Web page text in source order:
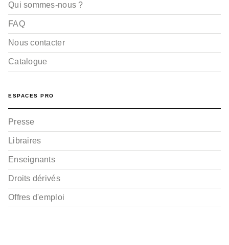
Qui sommes-nous ?
FAQ
Nous contacter
Catalogue
ESPACES PRO
Presse
Libraires
Enseignants
Droits dérivés
Offres d'emploi